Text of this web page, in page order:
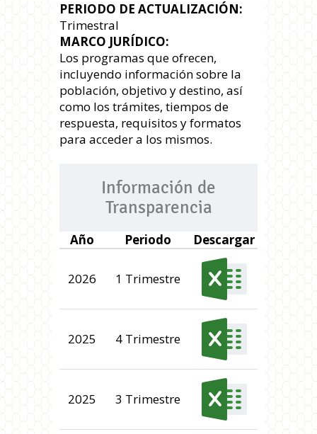
PERIODO DE ACTUALIZACIÓN:
Trimestral
MARCO JURÍDICO:
Los programas que ofrecen,
incluyendo información sobre la
población, objetivo y destino, así
como los trámites, tiempos de
respuesta, requisitos y formatos
para acceder a los mismos.
Información de
Transparencia
Año Periodo Descargar
2026 1 Trimestre
2025 4 Trimestre
2025 3 Trimestre